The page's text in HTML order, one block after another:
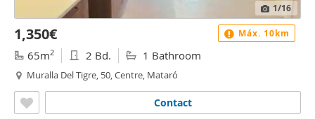
1/16
1,350€
65m2 2 Bd. 1 Bathroom
Muralla Del Tigre, 50, Centre, Mataró
Contact
Máx. 10km